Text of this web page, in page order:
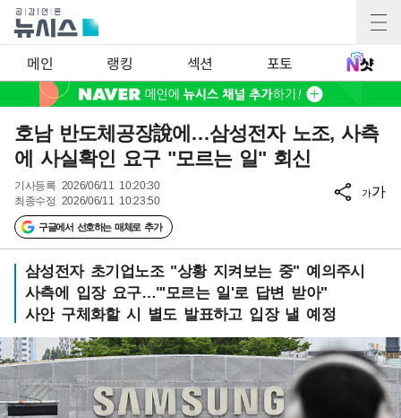
메인 랭킹 섹션 포토
호남 반도체공장說에…삼성전자 노조, 사측
에 사실확인 요구 "모르는 일" 회신
기사등록 2026/06/11 10:20:30
최종수정 2026/06/11 10:23:50
구글에서 선호하는 매체로 추가
가가
삼성전자 초기업노조 "상황 지켜보는 중" 예의주시
사측에 입장 요구…"'모르는 일'로 답변 받아"
사안 구체화할 시 별도 발표하고 입장 낼 예정